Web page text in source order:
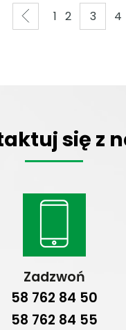
1 2 3 4
się z
Zadzwoń
58 762 84 50
58 762 84 55